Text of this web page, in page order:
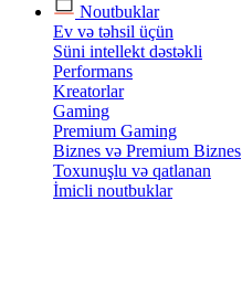
Noutbuklar
Ev və təhsil üçün
Süni intellekt dəstəkli
Performans
Kreatorlar
Gaming
Premium Gaming
Biznes və Premium Biznes
Toxunuşlu və qatlanan
İmicli noutbuklar